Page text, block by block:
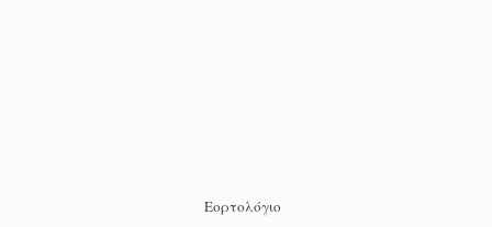
Εορτολόγιο